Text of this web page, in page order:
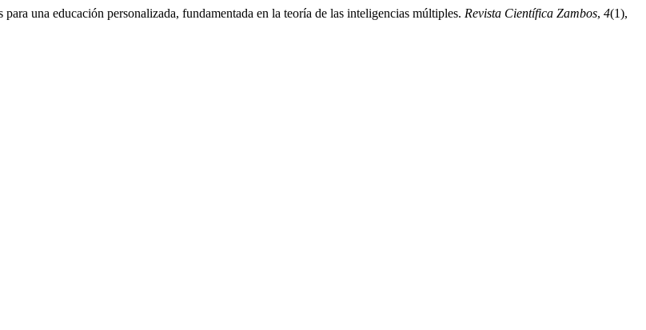
una educación personalizada, fundamentada en la teoría de las inteligencias múltiples. Revista Científica Zambos, 4(1),